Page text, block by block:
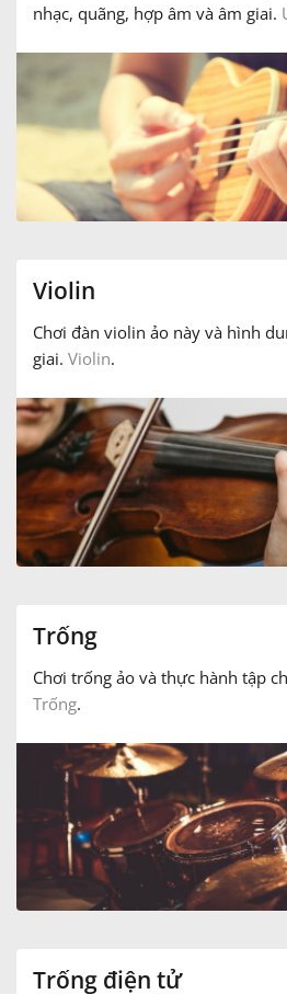
nhạc, quãng, hợp âm và âm giai.
Violin
Chơi đàn violin ảo này và hình
giai. Violin.
Trống
Chơi trống ảo và thực hành tập
Trống.
Trống điện tử